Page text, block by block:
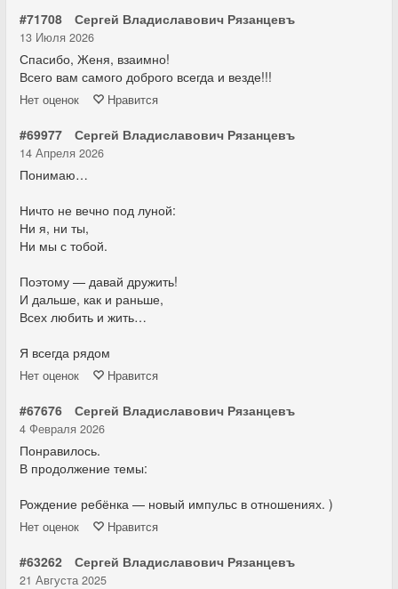
#71708 Сергей Владиславович Рязанцевъ
13 Июля 2026
Спасибо, Женя, взаимно!
Всего вам самого доброго всегда и везде!!!
Нет оценок Нравится
#69977 Сергей Владиславович Рязанцевъ
14 Апреля 2026
Понимаю…
Ничто не вечно под луной:
Ни я, ни ты,
Ни мы с тобой.
Поэтому — давай дружить!
И дальше, как и раньше,
Всех любить и жить…
Я всегда рядом
Нет оценок Нравится
#67676 Сергей Владиславович Рязанцевъ
4 Февраля 2026
Понравилось.
В продолжение темы:
Рождение ребёнка — новый импульс в отношениях. )
Нет оценок Нравится
#63262 Сергей Владиславович Рязанцевъ
21 Августа 2025